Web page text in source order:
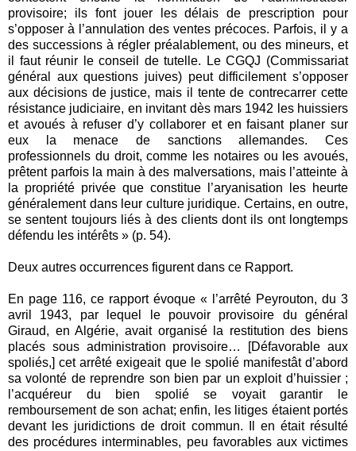
provisoire; ils font jouer les délais de prescription pour
s’opposer à l’annulation des ventes précoces. Parfois, il y a
des successions à régler préalablement, ou des mineurs, et
il faut réunir le conseil de tutelle. Le CGQJ (Commissariat
général aux questions juives) peut difficilement s’opposer
aux décisions de justice, mais il tente de contrecarrer cette
résistance judiciaire, en invitant dès mars 1942 les huissiers
et avoués à refuser d’y collaborer et en faisant planer sur
eux la menace de sanctions allemandes. Ces
professionnels du droit, comme les notaires ou les avoués,
prêtent parfois la main à des malversations, mais l’atteinte à
la propriété privée que constitue l’aryanisation les heurte
généralement dans leur culture juridique. Certains, en outre,
se sentent toujours liés à des clients dont ils ont longtemps
défendu les intérêts » (p. 54).
Deux autres occurrences figurent dans ce Rapport.
En page 116, ce rapport évoque « l’arrêté Peyrouton, du 3
avril 1943, par lequel le pouvoir provisoire du général
Giraud, en Algérie, avait organisé la restitution des biens
placés sous administration provisoire… [Défavorable aux
spoliés,] cet arrêté exigeait que le spolié manifestât d’abord
sa volonté de reprendre son bien par un exploit d’huissier ;
l’acquéreur du bien spolié se voyait garantir le
remboursement de son achat; enfin, les litiges étaient portés
devant les juridictions de droit commun. Il en était résulté
des procédures interminables, peu favorables aux victimes